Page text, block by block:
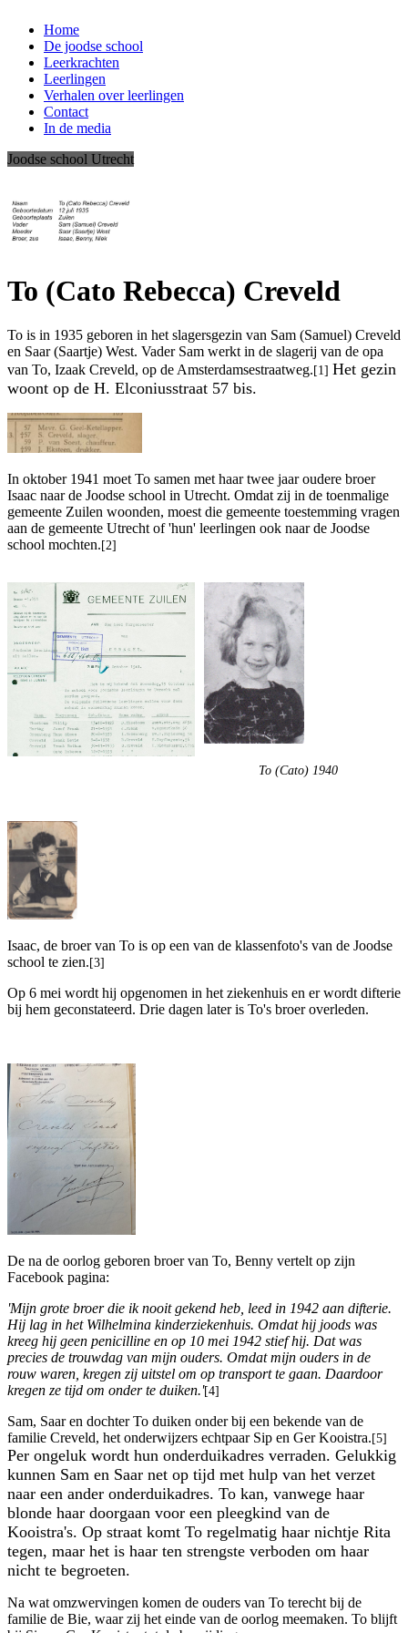
Home
De joodse school
Leerkrachten
Leerlingen
Verhalen over leerlingen
Contact
In de media
Joodse school Utrecht
To (Cato Rebecca) Creveld
To is in 1935 geboren in het slagersgezin van Sam (Samuel) Creveld
en Saar (Saartje) West. Vader Sam werkt in de slagerij van de opa
van To, Izaak Creveld, op de Amsterdamsestraatweg. [1] Het gezin
woont op de H. Elconiusstraat 57 bis.
In oktober 1941 moet To samen met haar twee jaar oudere broer
Isaac naar de Joodse school in Utrecht. Omdat zij in de toenmalige
gemeente Zuilen woonden, moest die gemeente toestemming vragen
aan de gemeente Utrecht of 'hun' leerlingen ook naar de Joodse
school mochten.[2]
To (Cato) 1940
Isaac, de broer van To is op een van de klassenfoto's van de Joodse
school te zien. [3]
Op 6 mei wordt hij opgenomen in het ziekenhuis en er wordt difterie
bij hem geconstateerd. Drie dagen later is To's broer overleden.
De na de oorlog geboren broer van To, Benny vertelt op zijn
Facebook pagina:
'Mijn grote broer die ik nooit gekend heb, leed in 1942 aan difterie.
Hij lag in het Wilhelmina kinderziekenhuis. Omdat hij joods was
kreeg hij geen penicilline en op 10 mei 1942 stief hij. Dat was
precies de trouwdag van mijn ouders. Omdat mijn ouders in de
rouw waren, kregen zij uitstel om op transport te gaan. Daardoor
kregen ze tijd om onder te duiken.'[4]
Sam, Saar en dochter To duiken onder bij een bekende van de
familie Creveld, het onderwijzers echtpaar Sip en Ger Kooistra.[5]
Per ongeluk wordt hun onderduikadres verraden. Gelukkig
kunnen Sam en Saar net op tijd met hulp van het verzet
naar een ander onderduikadres. To kan, vanwege haar
blonde haar doorgaan voor een pleegkind van de
Kooistra's. Op straat komt To regelmatig haar nichtje Rita
tegen, maar het is haar ten strengste verboden om haar
nicht te begroeten.
Na wat omzwervingen komen de ouders van To terecht bij de
familie de Bie, waar zij het einde van de oorlog meemaken. To blijft